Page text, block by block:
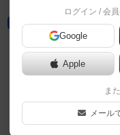
ボードゲームカフェ
東
遊べるボードゲーム
山手線巣鴨駅から4分！
ログイン / 会
Google
Apple
ま
メール